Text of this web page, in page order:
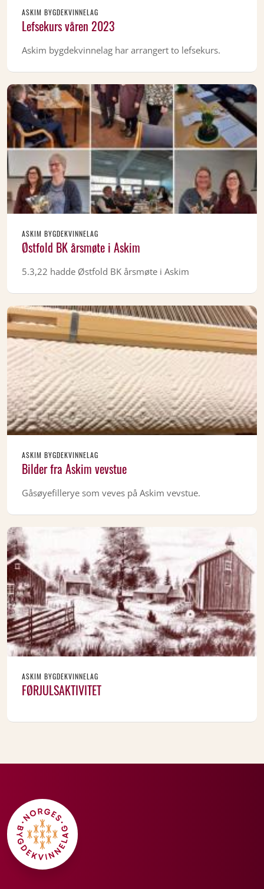
ASKIM BYGDEKVINNELAG
Lefsekurs våren 2023
Askim bygdekvinnelag har arrangert to lefsekurs.
ASKIM BYGDEKVINNELAG
Østfold BK årsmøte i Askim
5.3,22 hadde Østfold BK årsmøte i Askim
ASKIM BYGDEKVINNELAG
Bilder fra Askim vevstue
Gåsøyefillerye som veves på Askim vevstue.
ASKIM BYGDEKVINNELAG
FØRJULSAKTIVITET